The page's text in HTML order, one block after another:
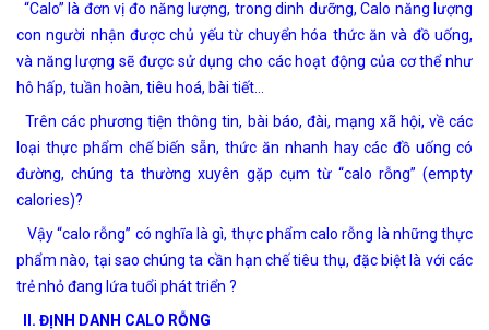
“Calo” là đơn vị đo năng lượng, trong dinh dưỡng, Calo năng lượng
con người nhận được chủ yếu từ chuyển hóa thức ăn và đồ uống,
và năng lượng sẽ được sử dụng cho các hoạt động của cơ thể như
hô hấp, tuần hoàn, tiêu hoá, bài tiết…
Trên các phương tiện thông tin, bài báo, đài, mạng xã hội, về các
loại thực phẩm chế biến sẵn, thức ăn nhanh hay các đồ uống có
đường, chúng ta thường xuyên gặp cụm từ “calo rỗng” (empty
calories)?
Vậy “calo rỗng” có nghĩa là gì, thực phẩm calo rỗng là những thực
phẩm nào, tại sao chúng ta cần hạn chế tiêu thụ, đặc biệt là với các
trẻ nhỏ đang lứa tuổi phát triển ?
II. ĐỊNH DANH CALO RỖNG